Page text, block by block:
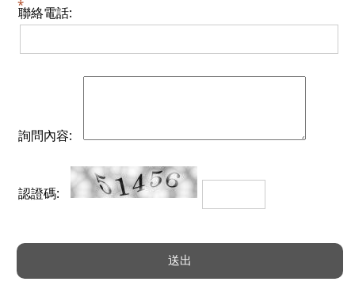
聯絡電話:
詢問內容:
認證碼: